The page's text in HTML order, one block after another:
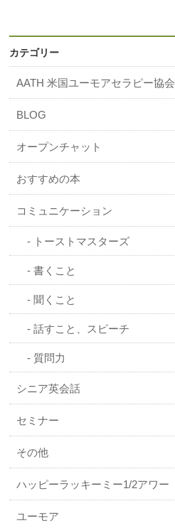
カテゴリー
AATH 米国ユーモアセラピー協会
BLOG
オープンチャット
おすすめの本
コミュニケーション
トーストマスターズ
書くこと
聞くこと
話すこと、スピーチ
質問力
シニア英会話
セミナー
その他
ハッピーラッキーミー1/2アワー
ユーモア